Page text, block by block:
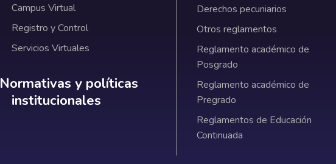
Campus Virtual
Registro y Control
Servicios Virtuales
Normativas y políticas institucionales
Normativas y políticas
institucionales
Derechos pecuniarios
Otros reglamentos
Reglamento académico de
Posgrado
Reglamento académico de
Pregrado
Reglamentos de Educación
Continuada